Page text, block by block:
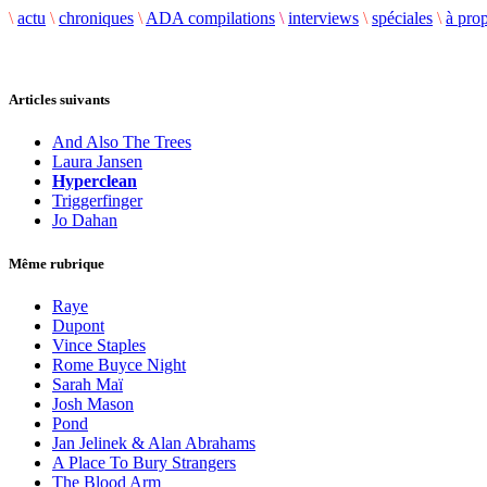
\ actu \ chroniques \ ADA compilations \ interviews \ spéciales \ à
Articles suivants
And Also The Trees
Laura Jansen
Hyperclean
Triggerfinger
Jo Dahan
Même rubrique
Raye
Dupont
Vince Staples
Rome Buyce Night
Sarah Maï
Josh Mason
Pond
Jan Jelinek & Alan Abrahams
A Place To Bury Strangers
The Blood Arm